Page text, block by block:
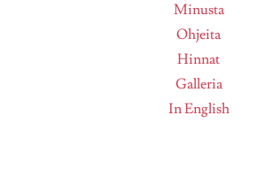
Minusta
Ohjeita
Hinnat
Galleria
In English